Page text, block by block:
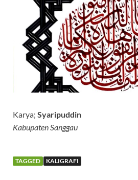
Karya; Syaripuddin
Kabupaten Sanggau
TAGGED KALIGRAFI